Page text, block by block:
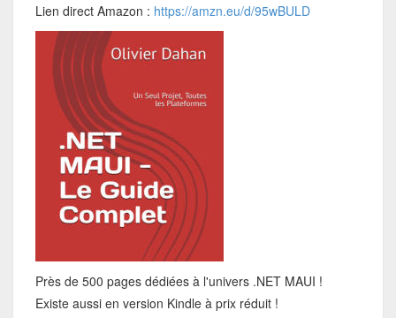
Lien direct Amazon : https://amzn.eu/d/95wBULD
Près de 500 pages dédiées à l'univers .NET MAUI !
Existe aussi en version Kindle à prix réduit !